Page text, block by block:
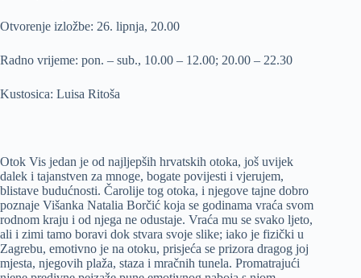
Otvorenje izložbe: 26. lipnja, 20.00
Radno vrijeme: pon. – sub., 10.00 – 12.00; 20.00 – 22.30
Kustosica: Luisa Ritoša
Otok Vis jedan je od najljepših hrvatskih otoka, još uvijek
dalek i tajanstven za mnoge, bogate povijesti i vjerujem,
blistave budućnosti. Čarolije tog otoka, i njegove tajne dobro
poznaje Višanka Natalia Borčić koja se godinama vraća svom
rodnom kraju i od njega ne odustaje. Vraća mu se svako ljeto,
ali i zimi tamo boravi dok stvara svoje slike; iako je fizički u
Zagrebu, emotivno je na otoku, prisjeća se prizora dragog joj
mjesta, njegovih plaža, staza i mračnih tunela. Promatrajući